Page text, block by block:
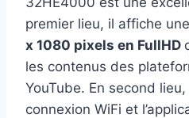
premier lieu, il affiche une
x 1080 pixels en FullHD
les contenus des
YouTube. En second
connexion WiFi et